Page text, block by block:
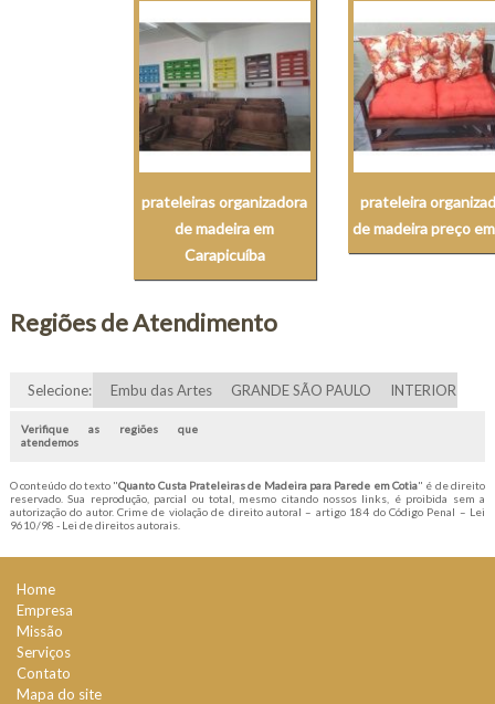
prateleiras organizadora
de madeira em
Carapicuíba
prateleira
de madeira preço
Regiões de Atendimento
Selecione: Embu das Artes GRANDE SÃO PAULO INTERIOR
Verifique as regiões que
atendemos
O conteúdo do texto "Quanto Custa Prateleiras de Madeira para Parede em Cotia" é de direito
reservado. Sua reprodução, parcial ou total, mesmo citando nossos links, é proibida sem a
autorização do autor. Crime de violação de direito autoral – artigo 184 do Código Penal – Lei
9610/98 - Lei de direitos autorais.
Home
Empresa
Missão
Serviços
Contato
Mapa do site